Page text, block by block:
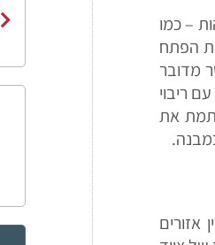
– כמו
הפתח
מדובר
ריבוי
את
אזורים